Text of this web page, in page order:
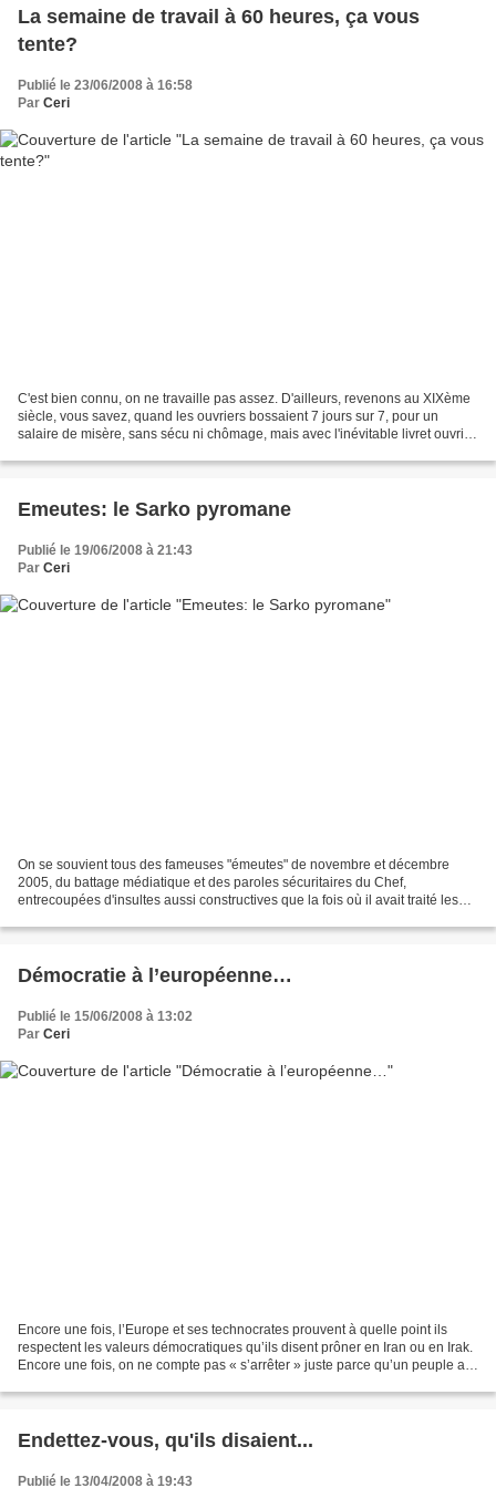
La semaine de travail à 60 heures, ça vous
tente?
Publié le 23/06/2008 à 16:58
Par Ceri
C'est bien connu, on ne travaille pas assez. D'ailleurs, revenons au XIXème
siècle, vous savez, quand les ouvriers bossaient 7 jours sur 7, pour un
salaire de misère, sans sécu ni chômage, mais avec l'inévitable livret ouvrier
Emeutes: le Sarko pyromane
Publié le 19/06/2008 à 21:43
Par Ceri
On se souvient tous des fameuses "émeutes" de novembre et décembre
2005, du battage médiatique et des paroles sécuritaires du Chef,
entrecoupées d'insultes aussi constructives que la fois où il avait traité les
Démocratie à l’européenne…
Publié le 15/06/2008 à 13:02
Par Ceri
Encore une fois, l’Europe et ses technocrates prouvent à quelle point ils
respectent les valeurs démocratiques qu’ils disent prôner en Iran ou en Irak.
Encore une fois, on ne compte pas « s’arrêter » juste parce qu’un peuple a
Endettez-vous, qu'ils disaient...
Publié le 13/04/2008 à 19:43